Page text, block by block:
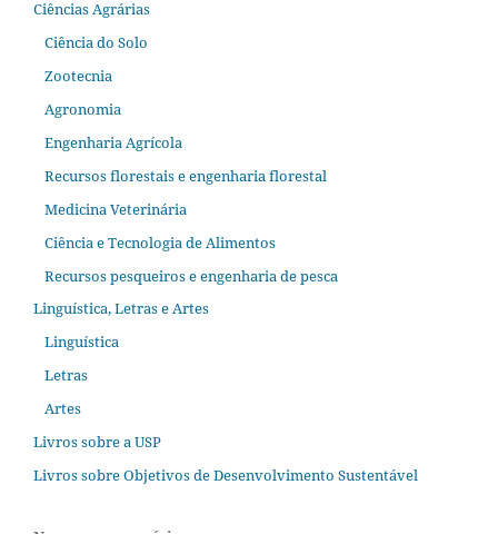
Ciências Agrárias
Ciência do Solo
Zootecnia
Agronomia
Engenharia Agrícola
Recursos florestais e engenharia florestal
Medicina Veterinária
Ciência e Tecnologia de Alimentos
Recursos pesqueiros e engenharia de pesca
Linguística, Letras e Artes
Linguística
Letras
Artes
Livros sobre a USP
Livros sobre Objetivos de Desenvolvimento Sustentável